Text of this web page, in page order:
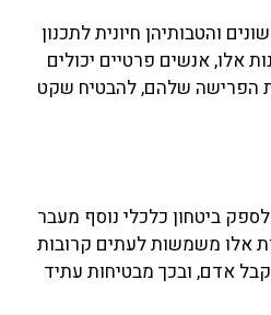
והטבותיהן חיונית לתכנון
אלו, אנשים פרטיים יכולים
הפרישה שלהם, להבטיח שקט
ביטחון כלכלי נוסף מעבר
אלו משמשות לעתים קרובות
אדם, ובכך מבטיחות עתיד